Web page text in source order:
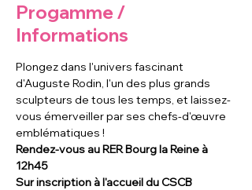
Progamme /
Informations
Plongez dans l'univers fascinant
d'Auguste Rodin, l'un des plus grands
sculpteurs de tous les temps, et laissez-
vous émerveiller par ses chefs-d'œuvre
emblématiques !
Rendez-vous au RER Bourg la Reine à
12h45
Sur inscription à l'accueil du CSCB